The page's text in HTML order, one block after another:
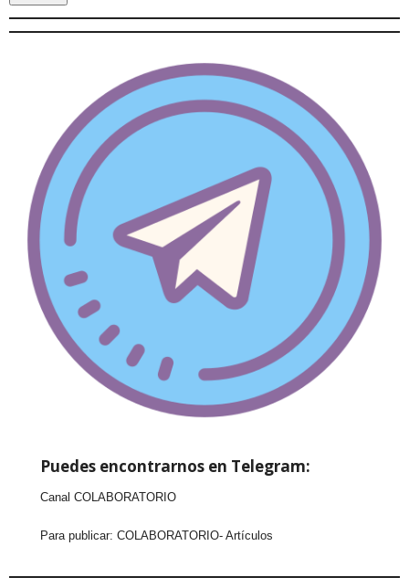
Puedes encontrarnos en Telegram:
Canal COLABORATORIO
Para publicar:COLABORATORIO- Artículos